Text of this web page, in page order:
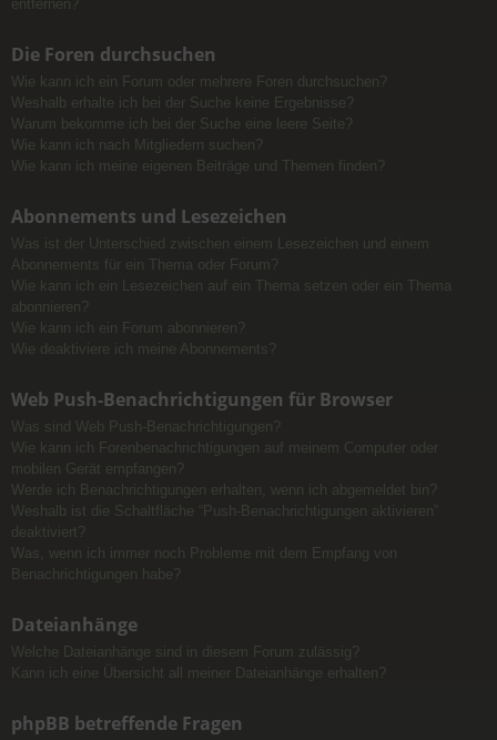
entfernen?
Die Foren durchsuchen
Wie kann ich ein Forum oder mehrere Foren durchsuchen?
Weshalb erhalte ich bei der Suche keine Ergebnisse?
Warum bekomme ich bei der Suche eine leere Seite?
Wie kann ich nach Mitgliedern suchen?
Wie kann ich meine eigenen Beiträge und Themen finden?
Abonnements und Lesezeichen
Was ist der Unterschied zwischen einem Lesezeichen und einem
Abonnements für ein Thema oder Forum?
Wie kann ich ein Lesezeichen auf ein Thema setzen oder ein Thema
abonnieren?
Wie kann ich ein Forum abonnieren?
Wie deaktiviere ich meine Abonnements?
Web Push-Benachrichtigungen für Browser
Was sind Web Push-Benachrichtigungen?
Wie kann ich Forenbenachrichtigungen auf meinem Computer oder
mobilen Gerät empfangen?
Werde ich Benachrichtigungen erhalten, wenn ich abgemeldet bin?
Weshalb ist die Schaltfläche “Push-Benachrichtigungen aktivieren”
deaktiviert?
Was, wenn ich immer noch Probleme mit dem Empfang von
Benachrichtigungen habe?
Dateianhänge
Welche Dateianhänge sind in diesem Forum zulässig?
Kann ich eine Übersicht all meiner Dateianhänge erhalten?
phpBB betreffende Fragen